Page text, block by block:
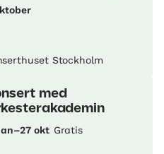
Stockholm
med
okt Gratis